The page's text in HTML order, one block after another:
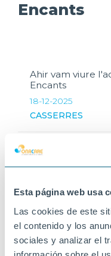
Esta página web usa
Las cookies de este
el contenido y los
sociales y analizar el
Encants
Ahir vam viure
Encants
18-12-2025
CASSERRES